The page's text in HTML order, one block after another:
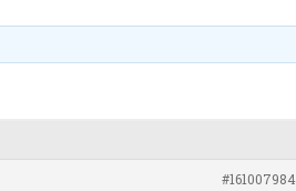
#161007984